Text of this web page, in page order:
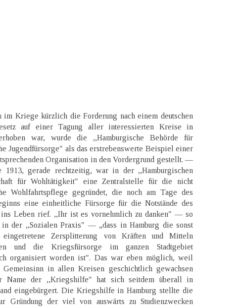
im Kriege kürzlich die Forderung nach einem deutschen
auf einer Tagung aller interessierten Kreise in
war, wurde die ,,Hamburgische Behörde für
Jugendfürsorge" als das erstrebenswerte Beispiel einer
Organisation in den Vordergrund gestellt. —
1913, gerade rechtzeitig, war in der ,,Hamburgischen
für Wohltätigkeit" eine Zentralstelle für die nicht
Wohlfahrtspflege gegründet, die noch am Tage des
eine einheitliche Fürsorge für die Notstände des
Leben rief. ,,Ihr ist es vornehmlich zu danken" — so
der ,,Sozialen Praxis" — „dass in Hamburg die sonst
eingetretene Zersplitterung von Kräften und Mitteln
und die Kriegsfürsorge im ganzen Stadtgebiet
organisiert worden ist". Das war eben möglich, weil
in allen Kreisen geschichtlich gewachsen
Name der ,,Kriegshilfe" hat sich seitdem überall in
eingebürgert. Die Kriegshilfe in Hamburg stellte die
Gründung der viel von auswärts zu Studienzwecken